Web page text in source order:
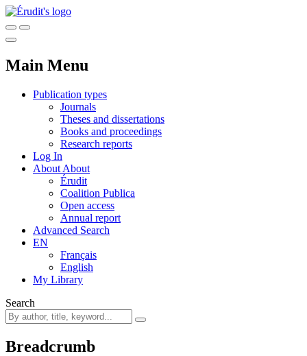
Main Menu
Publication types
Journals
Theses and dissertations
Books and proceedings
Research reports
Log In
About About
Érudit
Coalition Publica
Open access
Annual report
Advanced Search
EN
Français
English
My Library
Search
Breadcrumb